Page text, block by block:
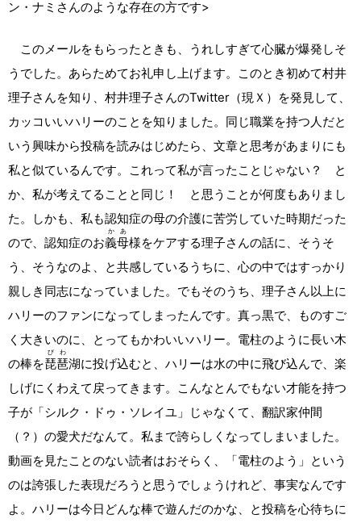
ン・ナミさんのような存在の方です>
このメールをもらったときも、うれしすぎて心臓が爆発しそ
うでした。あらためてお礼申し上げます。このとき初めて村井
理子さんを知り、村井理子さんのTwitter（現Ｘ）を発見して、
カッコいいハリーのことを知りました。同じ職業を持つ人だと
いう興味から投稿を読みはじめたら、文章と思考があまりにも
私と似ているんです。これって私が言ったことじゃない？ と
か、私が考えてることと同じ！ と思うことが何度もありまし
た。しかも、私も認知症の母の介護に苦労していた時期だった
ので、認知症のお義母
かあ
様をケアする理子さんの話に、そうそ
う、そうなのよ、と共感しているうちに、心の中ではすっかり
親しき同志になっていました。でもそのうち、理子さん以上に
ハリーのファンになってしまったんです。真っ黒で、ものすご
く大きいのに、とってもかわいいハリー。電柱のように長い木
の棒を琵
び
琶
わ
湖に投げ込むと、ハリーは水の中に飛び込んで、楽
しげにくわえて戻ってきます。こんなとんでもない才能を持つ
子が「シルク・ドゥ・ソレイユ」じゃなくて、翻訳家仲間
（？）の愛犬だなんて。私まで誇らしくなってしまいました。
動画を見たことのない読者はおそらく、「電柱のよう」という
のは誇張した表現だろうと思うでしょうけれど、事実なんです
よ。ハリーは今日どんな棒で遊んだのかな、と投稿を心待ちに